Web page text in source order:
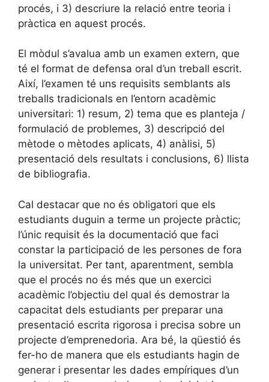
procés, i 3) descriure la relació entre teoria i
pràctica en aquest procés.
El mòdul s’avalua amb un examen extern, que
té el format de defensa oral d’un treball escrit.
Així, l’examen té uns requisits semblants als
treballs tradicionals en l’entorn acadèmic
universitari: 1) resum, 2) tema que es planteja /
formulació de problemes, 3) descripció del
mètode o mètodes aplicats, 4) anàlisi, 5)
presentació dels resultats i conclusions, 6) llista
de bibliografia.
Cal destacar que no és obligatori que els
estudiants duguin a terme un projecte pràctic;
l’únic requisit és la documentació que faci
constar la participació de les persones de fora
la universitat. Per tant, aparentment, sembla
que el procés no és més que un exercici
acadèmic l’objectiu del qual és demostrar la
capacitat dels estudiants per preparar una
presentació escrita rigorosa i precisa sobre un
projecte d’emprenedoria. Ara bé, la qüestió és
fer-ho de manera que els estudiants hagin de
generar i presentar les dades empíriques d’un